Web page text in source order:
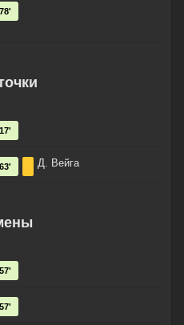
78'
17'
Д. Вейга
63'
57'
57'